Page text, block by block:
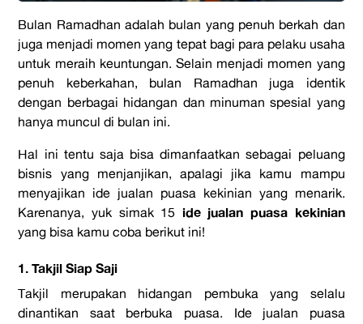
Bulan Ramadhan adalah bulan yang penuh berkah dan
juga menjadi momen yang tepat bagi para pelaku usaha
untuk meraih keuntungan. Selain menjadi momen yang
penuh keberkahan, bulan Ramadhan juga identik
dengan berbagai hidangan dan minuman spesial yang
hanya muncul di bulan ini.
Hal ini tentu saja bisa dimanfaatkan sebagai peluang
bisnis yang menjanjikan, apalagi jika kamu mampu
menyajikan ide jualan puasa kekinian yang menarik.
Karenanya, yuk simak 15 ide jualan puasa kekinian
yang bisa kamu coba berikut ini!
1. Takjil Siap Saji
Takjil merupakan hidangan pembuka yang selalu
dinantikan saat berbuka puasa. Ide jualan puasa